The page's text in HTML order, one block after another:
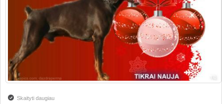
Skaityti daugiauapie Happy Christmas and Happy new year!!!